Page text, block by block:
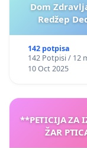
Dom
Redžep
142 potpisa
142 Potpisi / 12
10 Oct 2025
**PETICIJA ZA
ŽAR